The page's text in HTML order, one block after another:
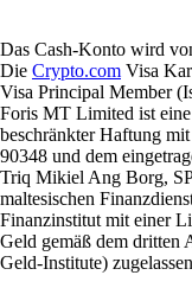
Das Cash-Konto wird
Die Crypto.com Visa
Visa Principal Member
Foris MT Limited ist
beschränkter Haftung
90348 und dem
Triq Mikiel Ang Borg,
maltesischen
Finanzinstitut mit einer
Geld gemäß dem dritten
Geld-Institute)